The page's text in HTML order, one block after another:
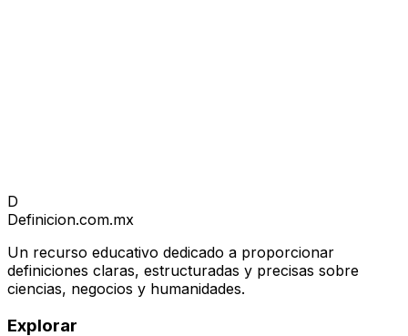
D
Definicion.com.mx
Un recurso educativo dedicado a proporcionar
definiciones claras, estructuradas y precisas sobre
ciencias, negocios y humanidades.
Explorar